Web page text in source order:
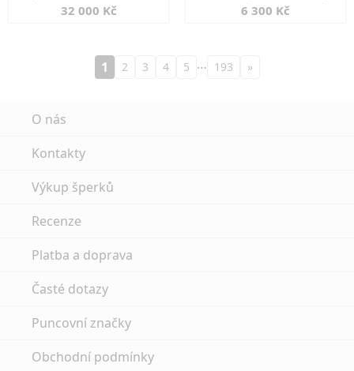
32 000 Kč 6 300 Kč
1 2 3 4 5 … 193 »
O nás
Kontakty
Výkup šperků
Recenze
Platba a doprava
Časté dotazy
Puncovní značky
Obchodní podmínky